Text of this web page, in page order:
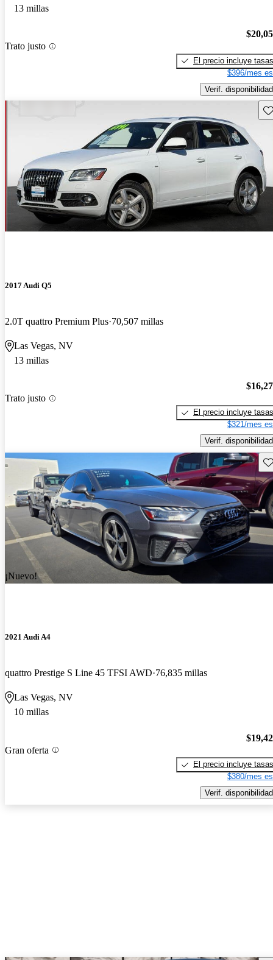
13 millas
Trato justo
El precio incluye tasas
$396/mes
Verif. disponibilidad
2017 Audi Q5
2.0T quattro Premium Plus 70,507 millas
Las Vegas, NV
13 millas
Trato justo
El precio incluye tasas
$321/mes
Verif. disponibilidad
¡Nuevo!
2021 Audi A4
quattro Prestige S Line 45 TFSI AWD 76,835 millas
Las Vegas, NV
10 millas
Gran oferta
El precio incluye tasas
$380/mes
Verif. disponibilidad